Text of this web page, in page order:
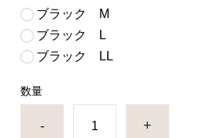
ブラック M
ブラック L
ブラック LL
数量
- +